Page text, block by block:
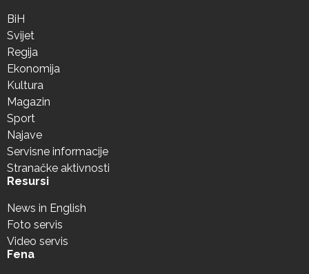
BiH
Svijet
Regija
Ekonomija
Kultura
Magazin
Sport
Najave
Servisne informacije
Stranačke aktivnosti
Resursi
News in English
Foto servis
Video servis
Fena